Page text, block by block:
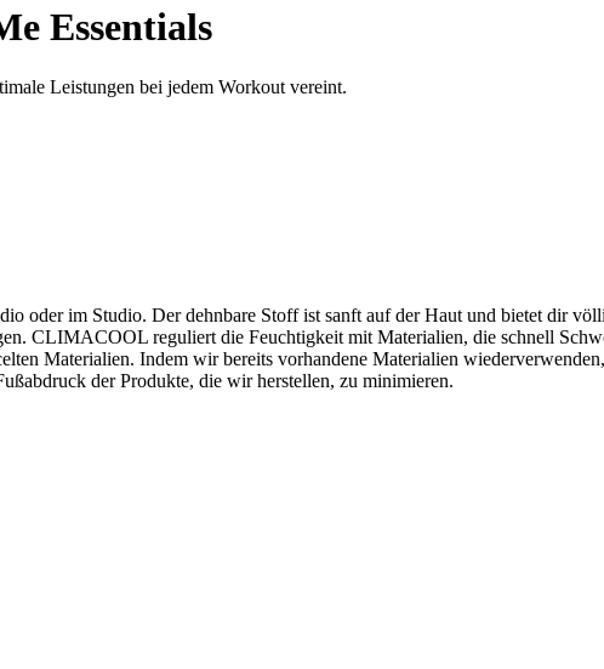
Essentials
Leistungen bei jedem Workout vereint.
oder im Studio. Der dehnbare Stoff ist sanft auf der Haut und bietet dir
CLIMACOOL reguliert die Feuchtigkeit mit Materialien, die schnell
Materialien. Indem wir bereits vorhandene Materialien
der Produkte, die wir herstellen, zu minimieren.